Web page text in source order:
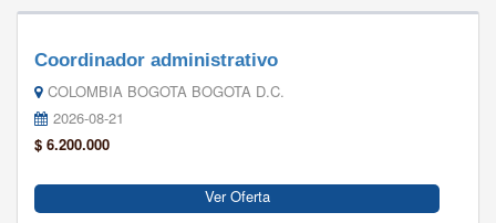
Coordinador administrativo
COLOMBIA BOGOTA BOGOTA D.C.
2026-08-21
$ 6.200.000
Ver Oferta